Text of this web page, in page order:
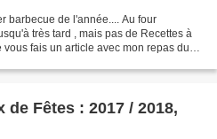
barbecue de l'année.... Au four
très tard , mais pas de Recettes à
fais un article avec mon repas du
de Fêtes : 2017 / 2018,